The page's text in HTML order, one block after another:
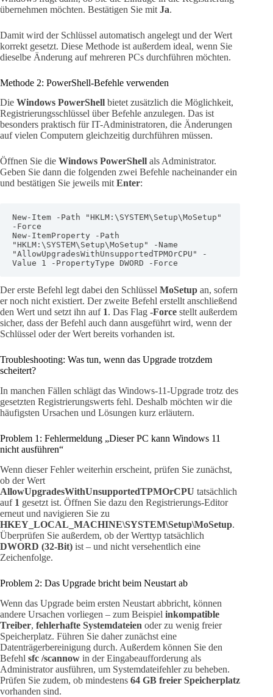
übernehmen möchten. Bestätigen Sie mit Ja.
Damit wird der Schlüssel automatisch angelegt und der Wert
korrekt gesetzt. Diese Methode ist außerdem ideal, wenn Sie
dieselbe Änderung auf mehreren PCs durchführen möchten.
Methode 2: PowerShell-Befehle verwenden
Die Windows PowerShell bietet zusätzlich die Möglichkeit,
Registrierungsschlüssel über Befehle anzulegen. Das ist
besonders praktisch für IT-Administratoren, die Änderungen
auf vielen Computern gleichzeitig durchführen müssen.
Öffnen Sie die Windows PowerShell als Administrator.
Geben Sie dann die folgenden zwei Befehle nacheinander ein
und bestätigen Sie jeweils mitEnter:
New-Item -Path "HKLM:\SYSTEM\Setup\MoSetup"
-Force
New-ItemProperty -Path
"HKLM:\SYSTEM\Setup\MoSetup" -Name
"AllowUpgradesWithUnsupportedTPMOrCPU" -
Value 1 -PropertyType DWORD -Force
Der erste Befehl legt dabei den Schlüssel MoSetup an, sofern
er noch nicht existiert. Der zweite Befehl erstellt anschließend
den Wert und setzt ihn auf 1. Das Flag -Force stellt außerdem
sicher, dass der Befehl auch dann ausgeführt wird, wenn der
Schlüssel oder der Wert bereits vorhanden ist.
Troubleshooting: Was tun, wenn das Upgrade trotzdem
scheitert?
In manchen Fällen schlägt das Windows-11-Upgrade trotz des
gesetzten Registrierungswerts fehl. Deshalb möchten wir die
häufigsten Ursachen und Lösungen kurz erläutern.
Problem 1: Fehlermeldung „Dieser PC kann Windows 11
nicht ausführen“
Wenn dieser Fehler weiterhin erscheint, prüfen Sie zunächst,
ob der Wert
AllowUpgradesWithUnsupportedTPMOrCPU tatsächlich
auf 1 gesetzt ist. Öffnen Sie dazu den Registrierungs-Editor
erneut und navigieren Sie zu
HKEY_LOCAL_MACHINE\SYSTEM\Setup\MoSetup.
Überprüfen Sie außerdem, ob der Werttyp tatsächlich
DWORD (32-Bit) ist – und nicht versehentlich eine
Zeichenfolge.
Problem 2: Das Upgrade bricht beim Neustart ab
Wenn das Upgrade beim ersten Neustart abbricht, können
andere Ursachen vorliegen – zum Beispiel inkompatible
Treiber, fehlerhafte Systemdateien oder zu wenig freier
Speicherplatz. Führen Sie daher zunächst eine
Datenträgerbereinigung durch. Außerdem können Sie den
Befehl sfc /scannow in der Eingabeaufforderung als
Administrator ausführen, um Systemdateifehler zu beheben.
Prüfen Sie zudem, ob mindestens 64 GB freier Speicherplatz
vorhanden sind.